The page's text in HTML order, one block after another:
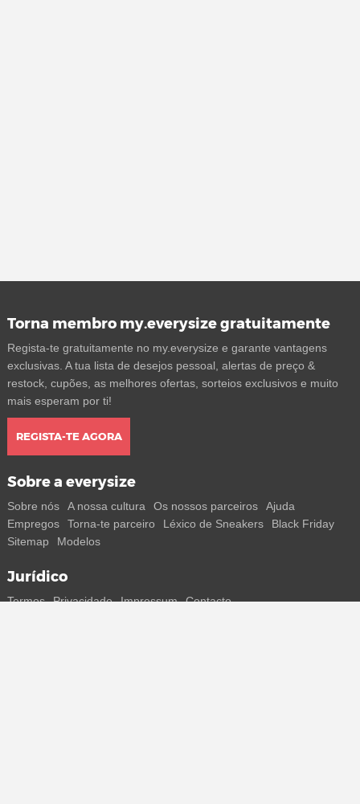
Torna membro my.everysize gratuitamente
Regista-te gratuitamente no my.everysize e garante vantagens
exclusivas. A tua lista de desejos pessoal, alertas de preço &
restock, cupões, as melhores ofertas, sorteios exclusivos e muito
mais esperam por ti!
REGISTA-TE AGORA
Sobre a everysize
Sobre nós A nossa cultura Os nossos parceiros
Ajuda
Empregos
Torna-te parceiro Léxico de Sneakers
Black Friday
Sitemap
Modelos
Jurídico
Termos Privacidade Impressum Contacto